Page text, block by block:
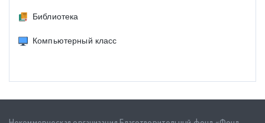
Библиотека
Компьютерный класс